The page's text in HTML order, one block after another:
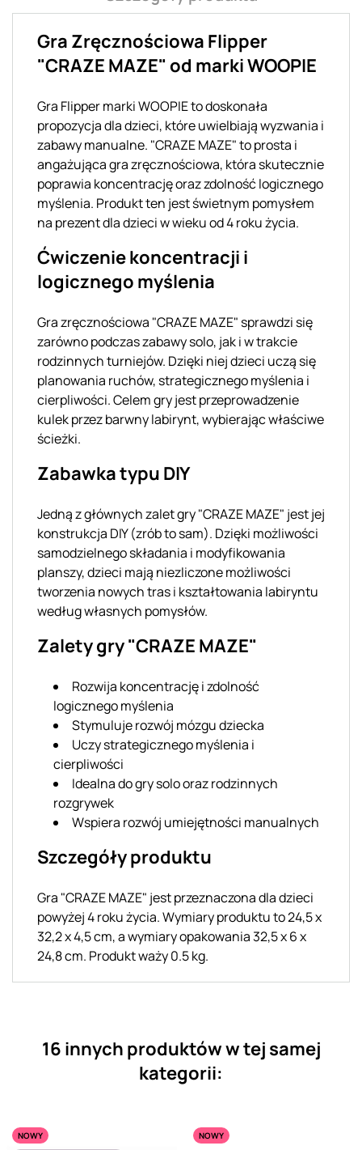
Gra Zręcznościowa Flipper
"CRAZE MAZE" od marki WOOPIE
Gra Flipper marki WOOPIE to doskonała
propozycja dla dzieci, które uwielbiają wyzwania i
zabawy manualne. "CRAZE MAZE" to prosta i
angażująca gra zręcznościowa, która skutecznie
poprawia koncentrację oraz zdolność logicznego
myślenia. Produkt ten jest świetnym pomysłem
na prezent dla dzieci w wieku od 4 roku życia.
Ćwiczenie koncentracji i
logicznego myślenia
Gra zręcznościowa "CRAZE MAZE" sprawdzi się
zarówno podczas zabawy solo, jak i w trakcie
rodzinnych turniejów. Dzięki niej dzieci uczą się
planowania ruchów, strategicznego myślenia i
cierpliwości. Celem gry jest przeprowadzenie
kulek przez barwny labirynt, wybierając właściwe
ścieżki.
Zabawka typu DIY
Jedną z głównych zalet gry "CRAZE MAZE" jest jej
konstrukcja DIY (zrób to sam). Dzięki możliwości
samodzielnego składania i modyfikowania
planszy, dzieci mają niezliczone możliwości
tworzenia nowych tras i kształtowania labiryntu
według własnych pomysłów.
Zalety gry "CRAZE MAZE"
Rozwija koncentrację i zdolność
logicznego myślenia
Stymuluje rozwój mózgu dziecka
Uczy strategicznego myślenia i
cierpliwości
Idealna do gry solo oraz rodzinnych
rozgrywek
Wspiera rozwój umiejętności manualnych
Szczegóły produktu
Gra "CRAZE MAZE" jest przeznaczona dla dzieci
powyżej 4 roku życia. Wymiary produktu to 24,5 x
32,2 x 4,5 cm, a wymiary opakowania 32,5 x 6 x
24,8 cm. Produkt waży 0.5 kg.
16 innych produktów w tej samej
kategorii:
NOWY
NOWY